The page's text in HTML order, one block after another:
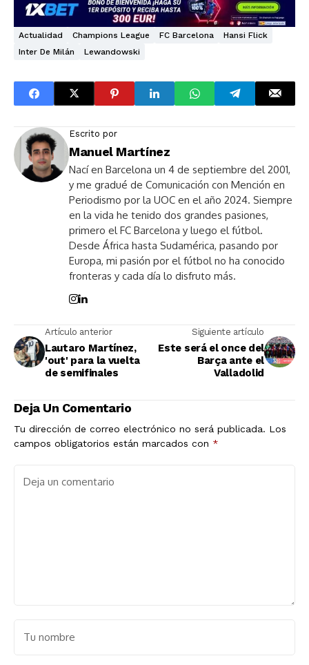
Actualidad Champions League FC Barcelona
Hansi Flick
Inter De Milán
Lewandowski
Escrito por
Manuel Martínez
Nací en Barcelona un 4 de septiembre del 2001,
y me gradué de Comunicación con Mención en
Periodismo por la UOC en el año 2024. Siempre
en la vida he tenido dos grandes pasiones,
primero el FC Barcelona y luego el fútbol.
Desde África hasta Sudamérica, pasando por
Europa, mi pasión por el fútbol no ha conocido
fronteras y cada día lo disfruto más.
Artículo anterior
Lautaro Martínez,
'out' para la vuelta
de semifinales
Siguiente artículo
Este será el once del
Barça ante el
Valladolid
Deja Un Comentario
Tu dirección de correo electrónico no será publicada. Los
campos obligatorios están marcados con *